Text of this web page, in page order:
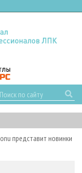
представит новинки